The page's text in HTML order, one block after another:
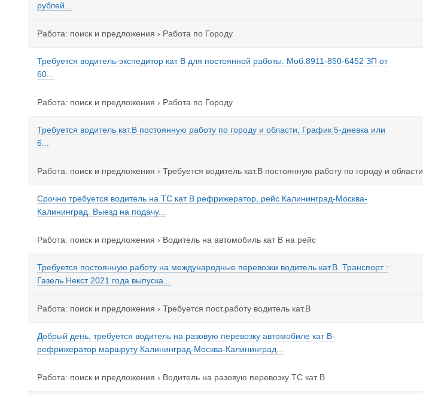
рублей...
Работа: поиск и предложения › Работа по Городу
Требуется водитель-экспедитор кат В для постоянной работы. Моб.8911-850-6452 ЗП от
60...
Работа: поиск и предложения › Работа по Городу
Требуется водитель кат.В постоянную работу по городу и области, График 5-дневка или
6...
Работа: поиск и предложения › Требуется водитель кат.В постоянную работу по городу и области
Срочно требуется водитель на ТС кат В рефрижератор, рейс Калининград-Москва-
Калининград. Выезд на подачу...
Работа: поиск и предложения › Водитель на автомобиль кат В на рейс
Требуется постоянную работу на международные перевозки водитель кат.В. Транспорт :
Газель Некст 2021 года выпуска...
Работа: поиск и предложения › Требуется пост.работу водитель кат.В
Добрый день, требуется водитель на разовую перевозку автомобиле кат В-
рефрижератор маршруту Калининград-Москва-Калининград...
Работа: поиск и предложения › Водитель на разовую перевозку ТС кат В